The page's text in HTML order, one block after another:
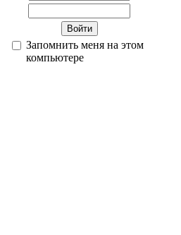
Запомнить меня на этом
компьютере